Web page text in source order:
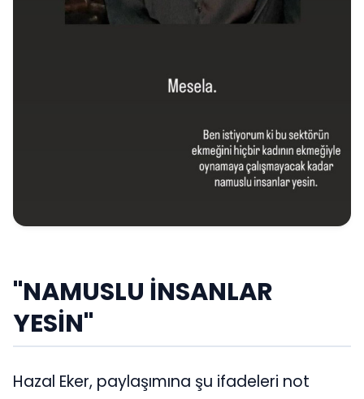
"NAMUSLU İNSANLAR
YESİN"
Hazal Eker, paylaşımına şu ifadeleri not